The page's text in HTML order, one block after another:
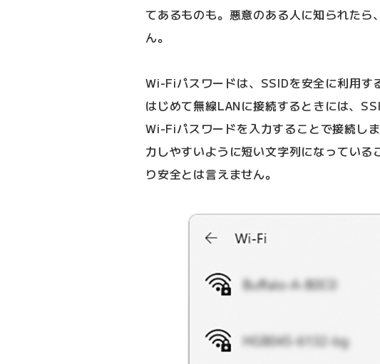
てあるものも。悪意のある人に知られた
ん。
Wi-Fiパスワードは、SSIDを安全に利用す
はじめて無線LANに接続するときには、
Wi-Fiパスワードを入力することで接続し
力しやすいように短い文字列になってい
り安全とは言えません。